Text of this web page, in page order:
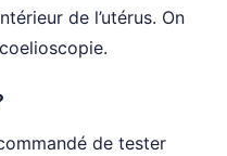
de l’utérus. On
de tester